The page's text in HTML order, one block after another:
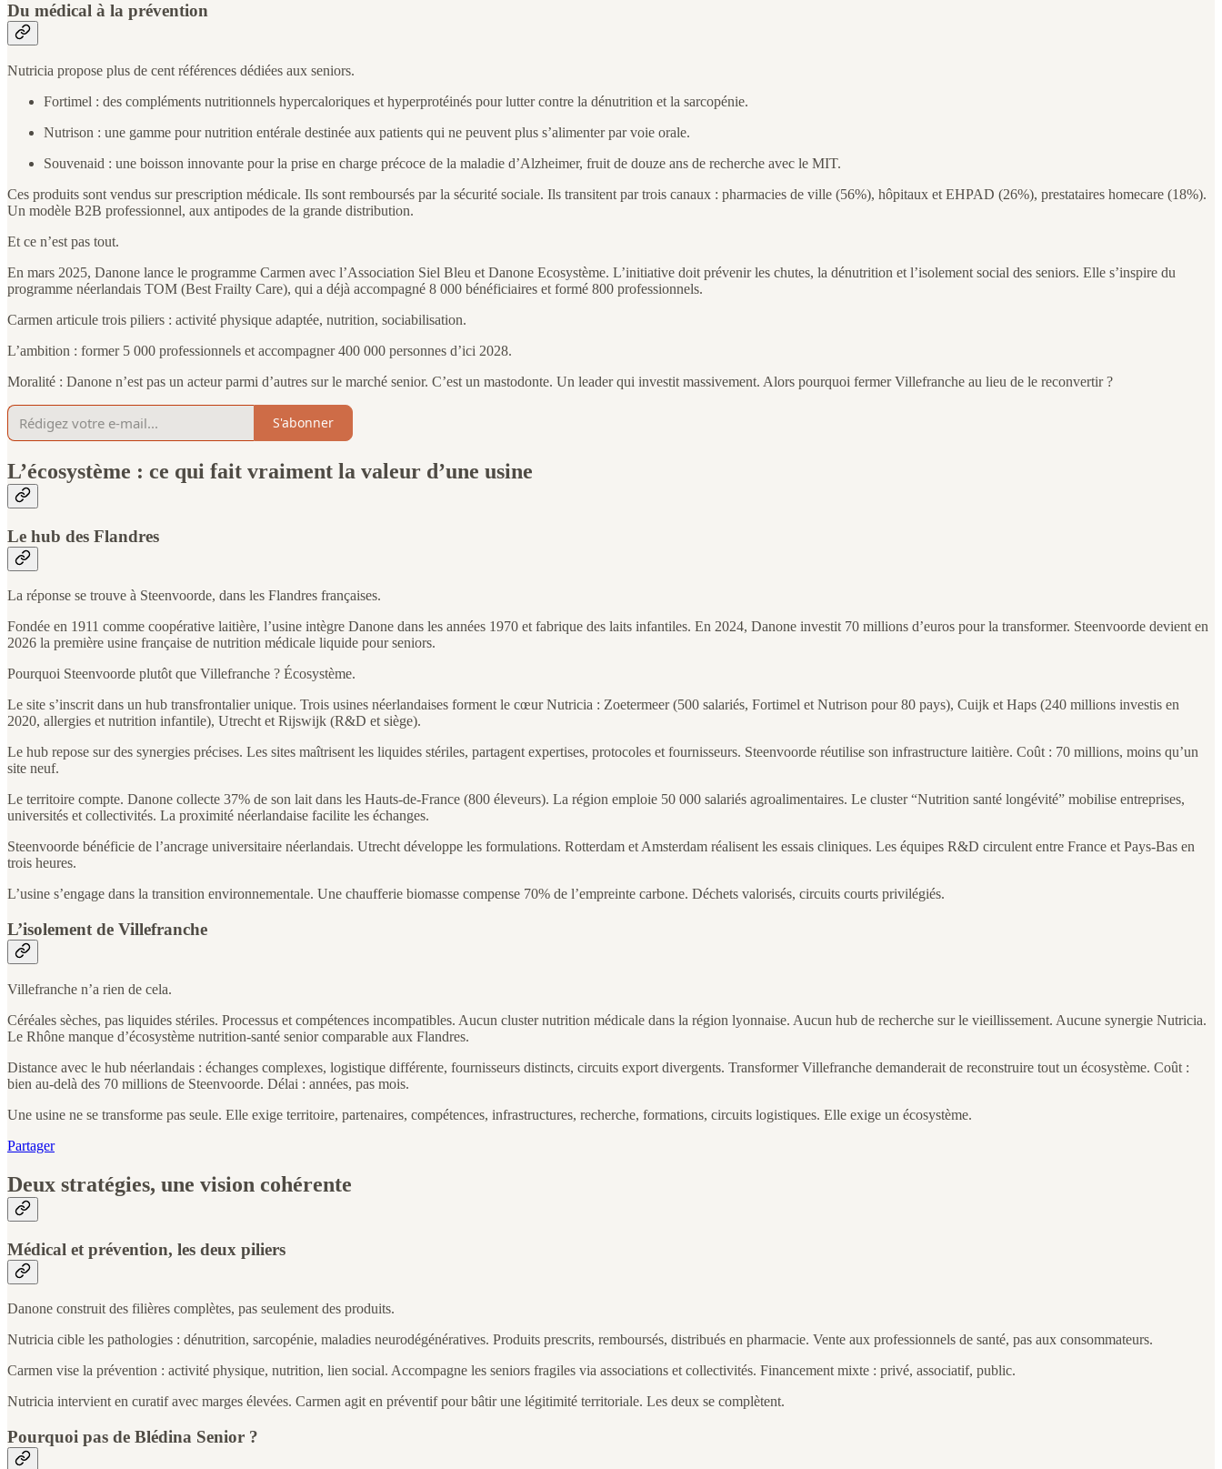
Du médical à la prévention
Nutricia propose plus de cent références dédiées aux seniors.
Fortimel : des compléments nutritionnels hypercaloriques et hyperprotéinés pour lutter contre la dénutrition et la sarcopénie.
Nutrison : une gamme pour nutrition entérale destinée aux patients qui ne peuvent plus s’alimenter par voie orale.
Souvenaid : une boisson innovante pour la prise en charge précoce de la maladie d’Alzheimer, fruit de douze ans de recherche avec le MIT.
Ces produits sont vendus sur prescription médicale. Ils sont remboursés par la sécurité sociale. Ils transitent par trois canaux : pharmacies de ville (56%), hôpitaux et EHPAD (26%), prestataires homecare (18%).
Un modèle B2B professionnel, aux antipodes de la grande distribution.
Et ce n’est pas tout.
En mars 2025, Danone lance le programme Carmen avec l’Association Siel Bleu et Danone Ecosystème. L’initiative doit prévenir les chutes, la dénutrition et l’isolement social des seniors. Elle s’inspire du
programme néerlandais TOM (Best Frailty Care), qui a déjà accompagné 8 000 bénéficiaires et formé 800 professionnels.
Carmen articule trois piliers : activité physique adaptée, nutrition, sociabilisation.
L’ambition : former 5 000 professionnels et accompagner 400 000 personnes d’ici 2028.
Moralité : Danone n’est pas un acteur parmi d’autres sur le marché senior. C’est un mastodonte. Un leader qui investit massivement. Alors pourquoi fermer Villefranche au lieu de le reconvertir ?
S'abonner
L’écosystème : ce qui fait vraiment la valeur d’une usine
Le hub des Flandres
La réponse se trouve à Steenvoorde, dans les Flandres françaises.
Fondée en 1911 comme coopérative laitière, l’usine intègre Danone dans les années 1970 et fabrique des laits infantiles. En 2024, Danone investit 70 millions d’euros pour la transformer. Steenvoorde devient en
2026 la première usine française de nutrition médicale liquide pour seniors.
Pourquoi Steenvoorde plutôt que Villefranche ? Écosystème.
Le site s’inscrit dans un hub transfrontalier unique. Trois usines néerlandaises forment le cœur Nutricia : Zoetermeer (500 salariés, Fortimel et Nutrison pour 80 pays), Cuijk et Haps (240 millions investis en
2020, allergies et nutrition infantile), Utrecht et Rijswijk (R&D et siège).
Le hub repose sur des synergies précises. Les sites maîtrisent les liquides stériles, partagent expertises, protocoles et fournisseurs. Steenvoorde réutilise son infrastructure laitière. Coût : 70 millions, moins qu’un
site neuf.
Le territoire compte. Danone collecte 37% de son lait dans les Hauts-de-France (800 éleveurs). La région emploie 50 000 salariés agroalimentaires. Le cluster “Nutrition santé longévité” mobilise entreprises,
universités et collectivités. La proximité néerlandaise facilite les échanges.
Steenvoorde bénéficie de l’ancrage universitaire néerlandais. Utrecht développe les formulations. Rotterdam et Amsterdam réalisent les essais cliniques. Les équipes R&D circulent entre France et Pays-Bas en
trois heures.
L’usine s’engage dans la transition environnementale. Une chaufferie biomasse compense 70% de l’empreinte carbone. Déchets valorisés, circuits courts privilégiés.
L’isolement de Villefranche
Villefranche n’a rien de cela.
Céréales sèches, pas liquides stériles. Processus et compétences incompatibles. Aucun cluster nutrition médicale dans la région lyonnaise. Aucun hub de recherche sur le vieillissement. Aucune synergie Nutricia.
Le Rhône manque d’écosystème nutrition-santé senior comparable aux Flandres.
Distance avec le hub néerlandais : échanges complexes, logistique différente, fournisseurs distincts, circuits export divergents. Transformer Villefranche demanderait de reconstruire tout un écosystème. Coût :
bien au-delà des 70 millions de Steenvoorde. Délai : années, pas mois.
Une usine ne se transforme pas seule. Elle exige territoire, partenaires, compétences, infrastructures, recherche, formations, circuits logistiques. Elle exige un écosystème.
Partager
Deux stratégies, une vision cohérente
Médical et prévention, les deux piliers
Danone construit des filières complètes, pas seulement des produits.
Nutricia cible les pathologies : dénutrition, sarcopénie, maladies neurodégénératives. Produits prescrits, remboursés, distribués en pharmacie. Vente aux professionnels de santé, pas aux consommateurs.
Carmen vise la prévention : activité physique, nutrition, lien social. Accompagne les seniors fragiles via associations et collectivités. Financement mixte : privé, associatif, public.
Nutricia intervient en curatif avec marges élevées. Carmen agit en préventif pour bâtir une légitimité territoriale. Les deux se complètent.
Pourquoi pas de Blédina Senior ?